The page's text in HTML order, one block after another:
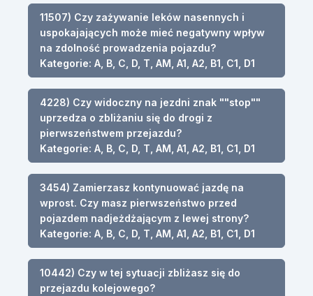
11507) Czy zażywanie leków nasennych i
uspokajających może mieć negatywny wpływ
na zdolność prowadzenia pojazdu?
Kategorie: A, B, C, D, T, AM, A1, A2, B1, C1, D1
4228) Czy widoczny na jezdni znak ""stop""
uprzedza o zbliżaniu się do drogi z
pierwszeństwem przejazdu?
Kategorie: A, B, C, D, T, AM, A1, A2, B1, C1, D1
3454) Zamierzasz kontynuować jazdę na
wprost. Czy masz pierwszeństwo przed
pojazdem nadjeżdżającym z lewej strony?
Kategorie: A, B, C, D, T, AM, A1, A2, B1, C1, D1
10442) Czy w tej sytuacji zbliżasz się do
przejazdu kolejowego?